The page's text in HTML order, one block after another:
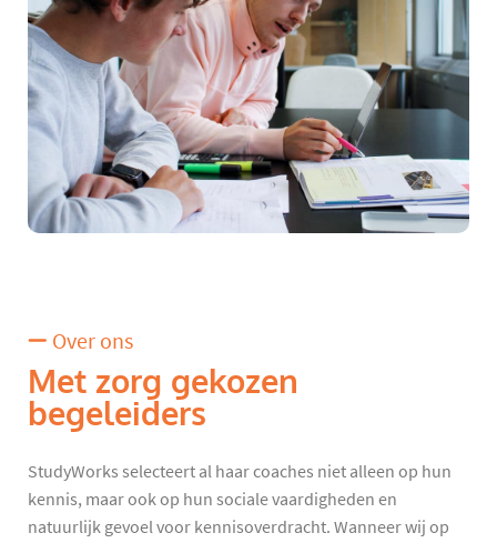
Over ons
Met zorg gekozen
begeleiders
StudyWorks selecteert al haar coaches niet alleen op hun
kennis, maar ook op hun sociale vaardigheden en
natuurlijk gevoel voor kennisoverdracht. Wanneer wij op